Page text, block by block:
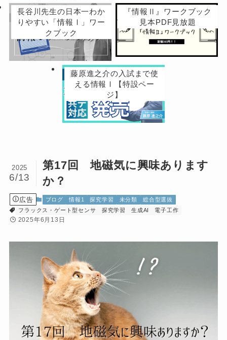
長谷川先生の日本一わか
りやすい「情報Ⅰ」ワー
クブック
『情報Ⅱ』ワークブック
見本PDF見放題
藤原進之介の入試まで使
える情報Ⅰ【特設ペー
ジ】
第17回 地磁気に興味あります
か？
2025
6/13
広告 ブログ 情報1 探究学習 未分類
総合型選抜
フラックス・ゲート型センサ
探究学習 生成AI 電子工作
2025年6月13日